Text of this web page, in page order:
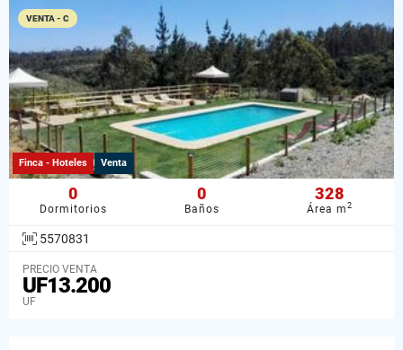
VENTA - C
Finca - Hoteles Venta
0
Dormitorios
0
Baños
328
Área m2
5570831
PRECIO VENTA
UF13.200
UF